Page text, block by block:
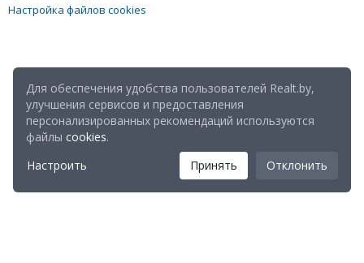
Настройка файлов cookies
Для обеспечения удобства пользователей Realt.by,
улучшения сервисов и предоставления
персонализированных рекомендаций используются
файлы cookies.
Настроить
Принять Отклонить